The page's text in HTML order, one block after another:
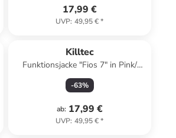
17,99 €
UVP: 49,95 €*
Killtec
Funktionsjacke "Fios 7" in Pink/
Schwarz
-63%
ab: 17,99 €
UVP: 49,95 €*